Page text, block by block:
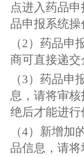
点进入药品
品申报系统
（2）药品
商可直接递
（3）药品
息，请将审
绝后才能进行
（4）新增
品信息，请